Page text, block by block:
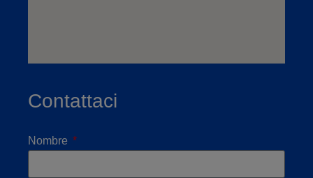
Contattaci
Nombre